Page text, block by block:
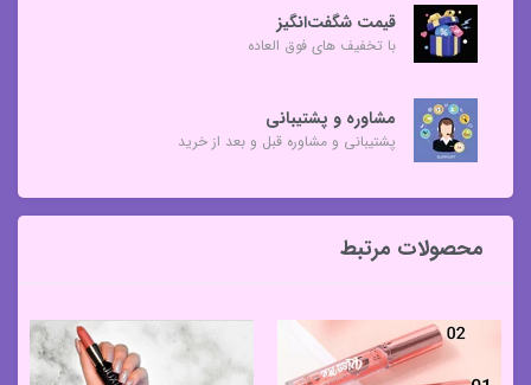
قیمت شگفت‌انگیز
با تخفیف های فوق العاده
مشاوره و پشتیبانی
پشتیبانی و مشاوره قبل و بعد از خرید
محصولات مرتبط